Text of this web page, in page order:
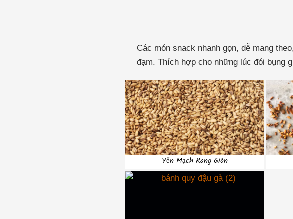
Các món snack nhanh gọn, dễ mang
đạm. Thích hợp cho những lúc đói bụng
Yến Mạch Rang Giòn